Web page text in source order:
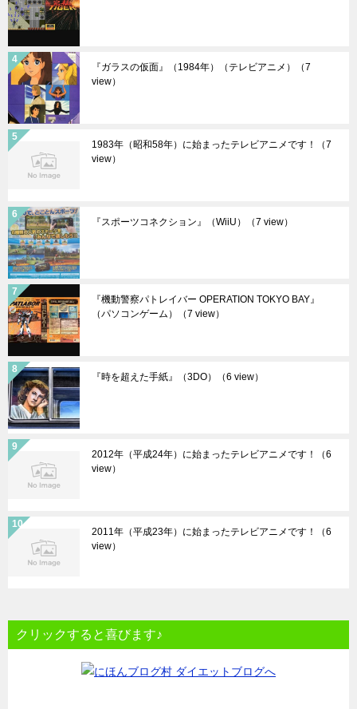
『ガラスの仮面』（1984年）（テレビアニメ）
（7
view）
1983年（昭和58年）に始まったテレビアニメです！
（7
view）
『スポーツコネクション』（WiiU） （7 view）
『機動警察パトレイバー OPERATION TOKYO BAY』
（パソコンゲーム）
（7 view）
『時を超えた手紙』（3DO） （6 view）
2012年（平成24年）に始まったテレビアニメです！
（6
view）
2011年（平成23年）に始まったテレビアニメです！
（6
view）
クリックすると喜びます♪